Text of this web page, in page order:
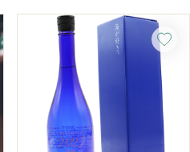
塊が続いていきます。酸と共にほ
のかなビターさが影を潜めてお
り、これが後半に味をダレさせま
時間の経過と共にやら若く開いて
いきます。温度が上がっていくに
つれて花のような可憐さやふわり